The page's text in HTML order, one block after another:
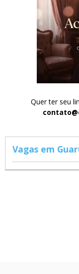
Quer ter seu
Vagas em